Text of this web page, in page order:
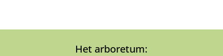
Het arboretum: